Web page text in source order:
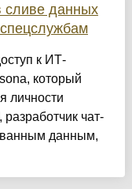
сливе данных
к ИТ-
который
личности
чат-
данным,